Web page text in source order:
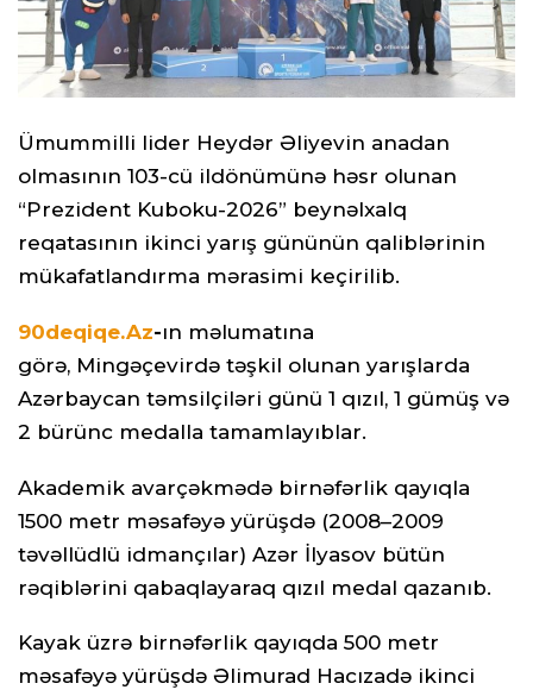
Ümummilli lider Heydər Əliyevin anadan
olmasının 103-cü ildönümünə həsr olunan
“Prezident Kuboku-2026” beynəlxalq
reqatasının ikinci yarış gününün qaliblərinin
mükafatlandırma mərasimi keçirilib.
90deqiqe.Az-ın məlumatına
görə, Mingəçevirdə təşkil olunan yarışlarda
Azərbaycan təmsilçiləri günü 1 qızıl, 1 gümüş və
2 bürünc medalla tamamlayıblar.
Akademik avarçəkmədə birnəfərlik qayıqla
1500 metr məsafəyə yürüşdə (2008–2009
təvəllüdlü idmançılar) Azər İlyasov bütün
rəqiblərini qabaqlayaraq qızıl medal qazanıb.
Kayak üzrə birnəfərlik qayıqda 500 metr
məsafəyə yürüşdə Əlimurad Hacızadə ikinci